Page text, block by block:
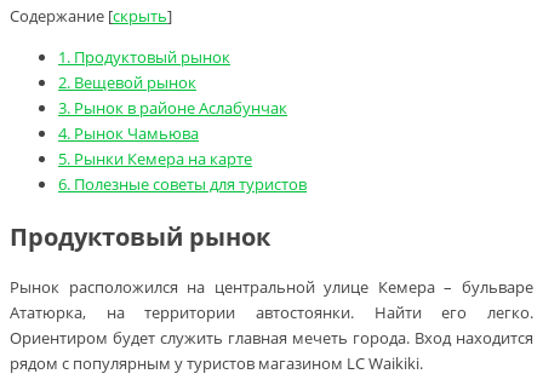
Содержание [скрыть]
1. Продуктовый рынок
2. Вещевой рынок
3. Рынок в районе Аслабунчак
4. Рынок Чамьюва
5. Рынки Кемера на карте
6. Полезные советы для туристов
Продуктовый рынок
Рынок расположился на центральной улице Кемера – бульваре
Ататюрка, на территории автостоянки. Найти его легко.
Ориентиром будет служить главная мечеть города. Вход находится
рядом с популярным у туристов магазином LC Waikiki.